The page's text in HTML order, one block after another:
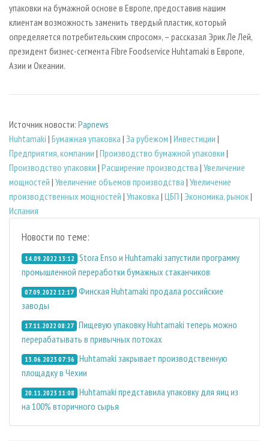
упаковки на бумажной основе в Европе, предоставив нашим
клиентам возможность заменить твердый пластик, который
определяется потребительским спросом», – рассказал Эрик Ле Лей,
президент бизнес-сегмента Fibre Foodservice Huhtamaki в Европе,
Азии и Океании.
Источник новости: Papnews
Huhtamaki | Бумажная упаковка | За рубежом | Инвестиции |
Предприятия, компании | Производство бумажной упаковки |
Производство упаковки | Расширение производства | Увеличение
мощностей | Увеличение объемов производства | Увеличение
производственных мощностей | Упаковка | ЦБП | Экономика, рынок|
Испания
Новости по теме:
14.09.2022 13:12 Stora Enso и Huhtamaki запустили программу
промышленной переработки бумажных стаканчиков
07.09.2022 12:17 Финская Huhtamaki продала российские
заводы
17.11.2022 08:27 Пищевую упаковку Huhtamaki теперь можно
перерабатывать в привычных потоках
13.06.2023 07:36 Huhtamaki закрывает производственную
площадку в Чехии
20.11.2023 11:08 Huhtamaki представила упаковку для яиц из
на 100% вторичного сырья